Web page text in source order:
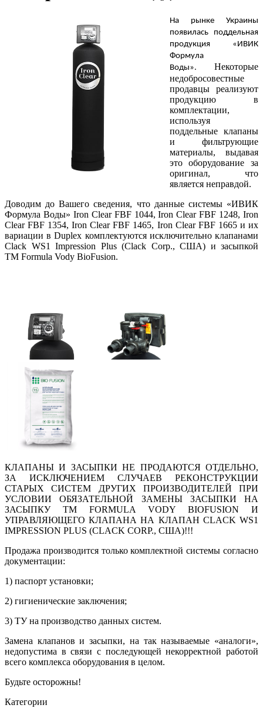
На рынке Украины
появилась поддельная
продукция «ИВИК
Формула
Воды». Некоторые
недобросовестные
продавцы реализуют
продукцию в
комплектации,
используя
поддельные клапаны
и фильтрующие
материалы, выдавая
это оборудование за
оригинал, что
является неправдой.
Доводим до Вашего сведения, что данные системы «ИВИК
Формула Воды» Iron Clear FBF1044, Iron Clear FBF 1248, Iron
Clear FBF 1354, Iron Clear FBF 1465, Iron Clear FBF 1665 и их
вариации вDuplex комплектуются исключительно клапанами
Clack WS1 Impression Plus (Clack Corp., США) и засыпкой
ТМ Formula Vody BioFusion.
КЛАПАНЫ И ЗАСЫПКИ НЕ ПРОДАЮТСЯ ОТДЕЛЬНО,
ЗА ИСКЛЮЧЕНИЕМ СЛУЧАЕВ РЕКОНСТРУКЦИИ
СТАРЫХ СИСТЕМ ДРУГИХ ПРОИЗВОДИТЕЛЕЙ ПРИ
УСЛОВИИ ОБЯЗАТЕЛЬНОЙ ЗАМЕНЫ ЗАСЫПКИ НА
ЗАСЫПКУ ТМ FORMULA VODY BIOFUSION И
УПРАВЛЯЮЩЕГО КЛАПАНА НА КЛАПАН CLACK WS1
IMPRESSION PLUS (CLACK CORP., США)!!!
Продажа производится только комплектной системы согласно
документации:
1) паспорт установки;
2) гигиенические заключения;
3) ТУ на производство данных систем.
Замена клапанов и засыпки, на так называемые «аналоги»,
недопустима в связи с последующей некорректной работой
всего комплекса оборудования в целом.
Будьте осторожны!
Категории